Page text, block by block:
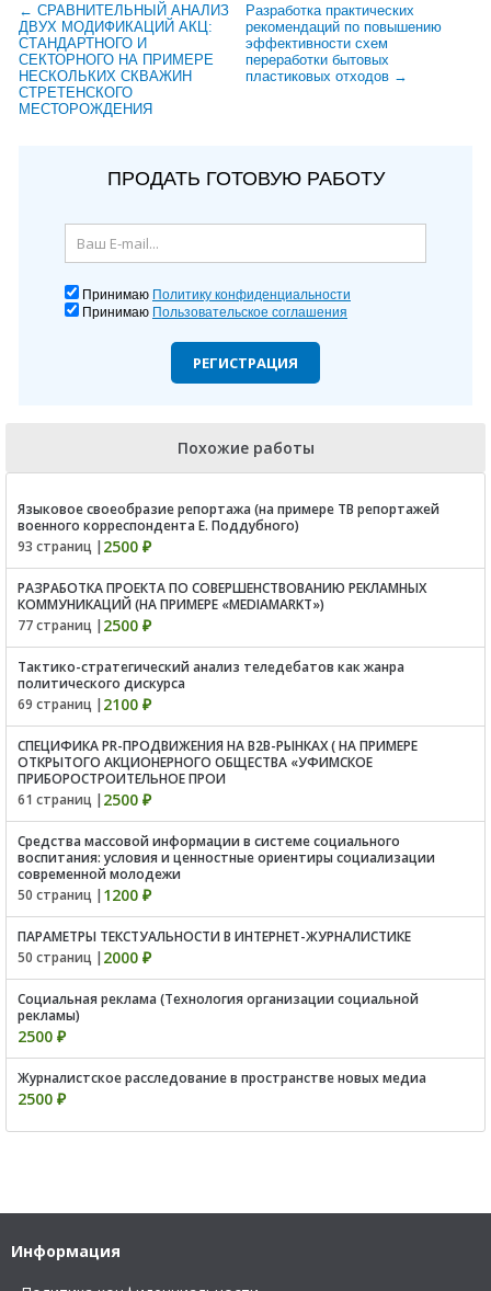
← СРАВНИТЕЛЬНЫЙ АНАЛИЗ
ДВУХ МОДИФИКАЦИЙ АКЦ:
СТАНДАРТНОГО И
СЕКТОРНОГО НА ПРИМЕРЕ
НЕСКОЛЬКИХ СКВАЖИН
СТРЕТЕНСКОГО
МЕСТОРОЖДЕНИЯ
Разработка практических
рекомендаций по повышению
эффективности схем
переработки бытовых
пластиковых отходов →
ПРОДАТЬ ГОТОВУЮ РАБОТУ
Принимаю Политику конфиденциальности
Принимаю Пользовательское соглашения
РЕГИСТРАЦИЯ
Похожие работы
Языковое своеобразие репортажа (на примере ТВ репортажей
военного корреспондента Е. Поддубного)
93 страниц | 2500 ₽
РАЗРАБОТКА ПРОЕКТА ПО СОВЕРШЕНСТВОВАНИЮ РЕКЛАМНЫХ
КОММУНИКАЦИЙ (НА ПРИМЕРЕ «MEDIAMARKT»)
77 страниц | 2500 ₽
Тактико-стратегический анализ теледебатов как жанра
политического дискурса
69 страниц | 2100 ₽
СПЕЦИФИКА PR-ПРОДВИЖЕНИЯ НА B2B-РЫНКАХ ( НА ПРИМЕРЕ
ОТКРЫТОГО АКЦИОНЕРНОГО ОБЩЕСТВА «УФИМСКОЕ
ПРИБОРОСТРОИТЕЛЬНОЕ ПРОИ
61 страниц | 2500 ₽
Средства массовой информации в системе социального
воспитания: условия и ценностные ориентиры социализации
современной молодежи
50 страниц | 1200 ₽
ПАРАМЕТРЫ ТЕКСТУАЛЬНОСТИ В ИНТЕРНЕТ-ЖУРНАЛИСТИКЕ
50 страниц | 2000 ₽
Cоциальная реклама (Технология организации социальной
рекламы)
2500 ₽
Журналистское расследование в пространстве новых медиа
2500 ₽
Информация